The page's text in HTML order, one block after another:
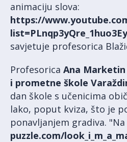
animaciju slova:
https://
savjetuje profesorica
Profesorica Ana
i prometne škole
dan škole s učenicima
lako, poput kviza, što je
ponavljanjem gradiva.
puzzle.com/